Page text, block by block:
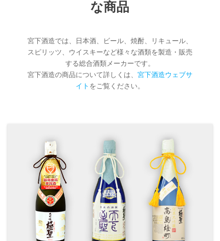
な商品
宮下酒造では、日本酒、ビール、焼酎、リキュール、
スピリッツ、ウイスキーなど様々な酒類を製造・販売
する総合酒類メーカーです。
宮下酒造の商品について詳しくは、 宮下酒造ウェブサ
イト をご覧ください。